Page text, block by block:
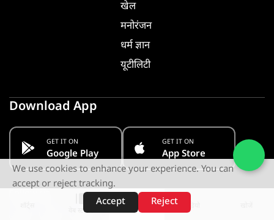
वेब स्टोरीज़
खेल
मनोरंजन
धर्म ज्ञान
यूटीलिटी
Download App
GET IT ON
Google Play
GET IT ON
App Store
We use cookies to enhance your experience. You can
accept or reject tracking.
Accept
Reject